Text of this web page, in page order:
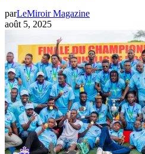
parLeMiroir Magazine
août 5, 2025